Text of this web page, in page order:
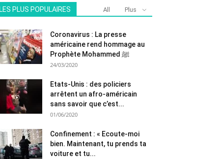
LES PLUS POPULAIRES All Plus
Coronavirus : La presse
américaine rend hommage au
Prophète Mohammed ﷺ
24/03/2020
Etats-Unis : des policiers
arrêtent un afro-américain
sans savoir que c’est...
01/06/2020
Confinement : « Ecoute-moi
bien. Maintenant, tu prends ta
voiture et tu...